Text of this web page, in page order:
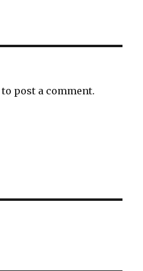
to post a comment.